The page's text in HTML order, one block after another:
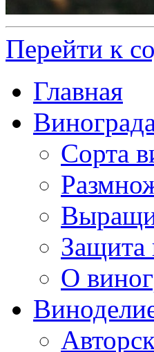
Перейти к
Главная
Сорта
Защита
О